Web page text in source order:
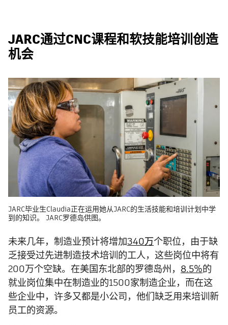
JARC通过CNC课程和软技能培训创造
机会
JARC毕业生Claudia正在运用她从JARC的生活技能和培训计划中学
到的知识。 JARC罗德岛供图。
未来几年，制造业预计将增加340万个职位，由于缺
乏接受过先进制造技术培训的工人，这些岗位中将有
200万个空缺。在美国东北部的罗德岛州， 8.5%的
就业岗位集中在制造业的1500家制造企业，而在这
些企业中，许多又都是小公司，他们缺乏用来培训新
员工的资源。